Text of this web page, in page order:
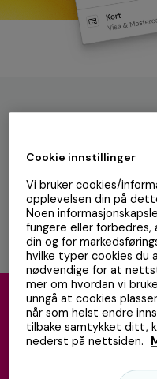
lettere.
Med Vipps i Walley
Vipps-integrasjon med
mer fornøyde kunder og
og godkjenning - helt
Øk
fornøyde
Cookie innstillinger
Vi bruker cookies/
opplevelsen din på
Noen
fungere eller forbedres,
din og for
hvilke typer cookies du
nødvendige for at
mer om hvordan vi
unngå at cookies
når som helst endre
tilbake samtykket ditt,
nederst på nettsiden.